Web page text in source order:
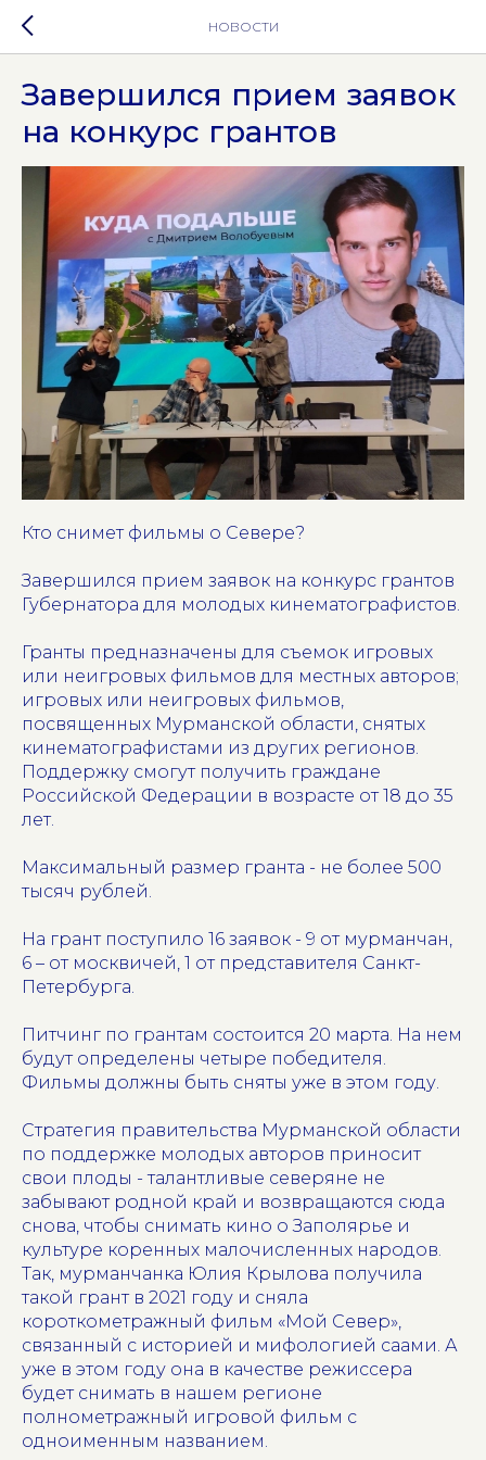
НОВОСТИ
Завершился прием заявок
на конкурс грантов
Кто снимет фильмы о Севере?
Завершился прием заявок на конкурс грантов
Губернатора для молодых кинематографистов.
Гранты предназначены для съемок игровых
или неигровых фильмов для местных авторов;
игровых или неигровых фильмов,
посвященных Мурманской области, снятых
кинематографистами из других регионов.
Поддержку смогут получить граждане
Российской Федерации в возрасте от 18 до 35
лет.
Максимальный размер гранта - не более 500
тысяч рублей.
На грант поступило 16 заявок - 9 от мурманчан,
6 – от москвичей, 1 от представителя Санкт-
Петербурга.
Питчинг по грантам состоится 20 марта. На нем
будут определены четыре победителя.
Фильмы должны быть сняты уже в этом году.
Стратегия правительства Мурманской области
по поддержке молодых авторов приносит
свои плоды - талантливые северяне не
забывают родной край и возвращаются сюда
снова, чтобы снимать кино о Заполярье и
культуре коренных малочисленных народов.
Так, мурманчанка Юлия Крылова получила
такой грант в 2021 году и сняла
короткометражный фильм «Мой Север»,
связанный с историей и мифологией саами. А
уже в этом году она в качестве режиссера
будет снимать в нашем регионе
полнометражный игровой фильм с
одноименным названием.